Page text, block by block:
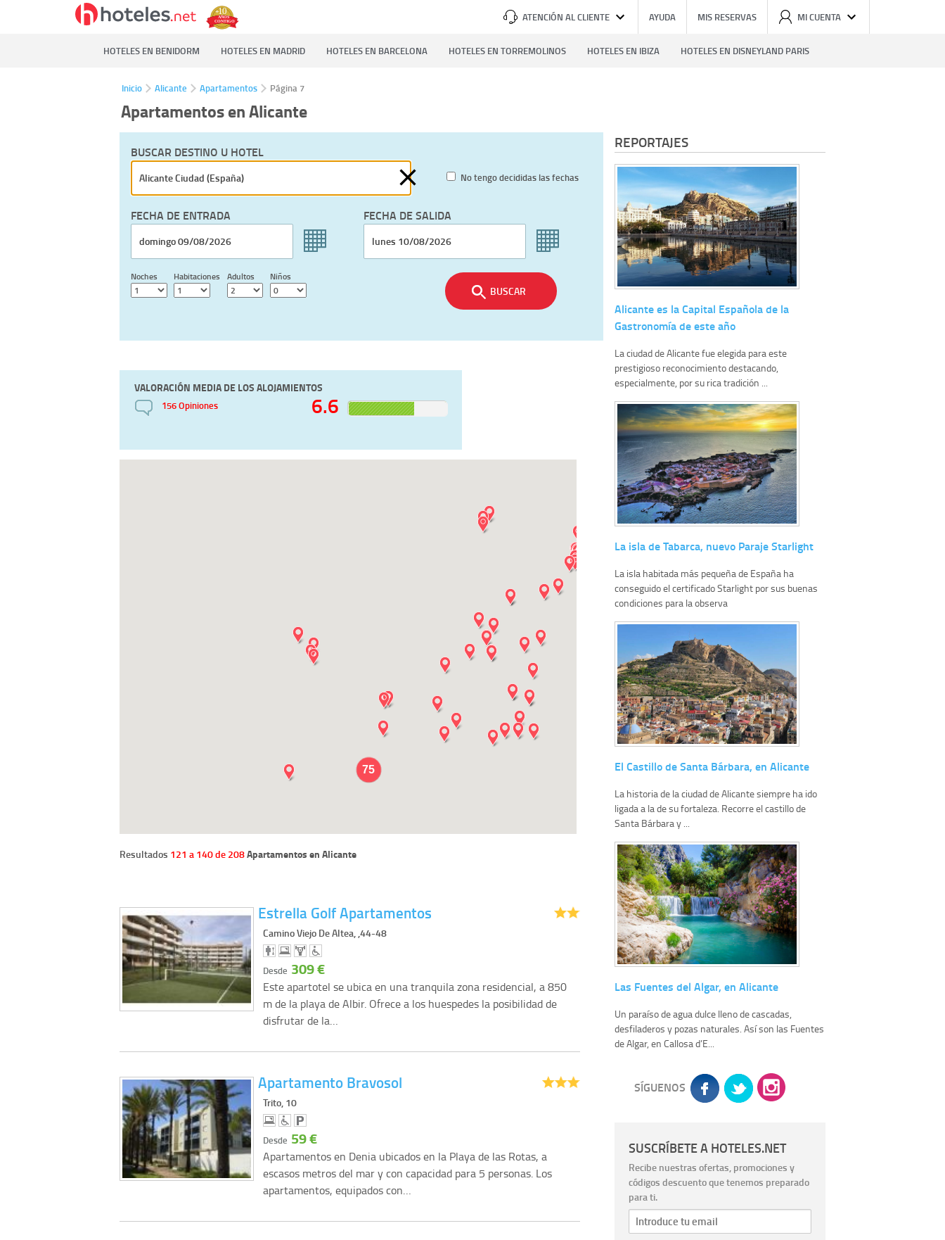
ATENCIÓN AL CLIENTE AYUDA MIS RESERVAS MI CUENTA
HOTELES EN BENIDORM HOTELES EN MADRID HOTELES EN BARCELONA HOTELES EN TORREMOLINOS HOTELES EN IBIZA HOTELES EN DISNEYLAND PARIS
Inicio Alicante Apartamentos Página 7
Apartamentos en Alicante
BUSCAR DESTINO U HOTEL
No tengo decididas las fechas
FECHA DE ENTRADA FECHA DE SALIDA
Noches Habitaciones Adultos Niños
BUSCAR
VALORACIÓN MEDIA DE LOS ALOJAMIENTOS
156 Opiniones 6.6
75
Resultados 121 a 140 de 208Apartamentos en Alicante
Estrella Golf Apartamentos
Camino Viejo De Altea, ,44-48
Desde 309 €
Este apartotel se ubica en una tranquila zona residencial, a 850
m de la playa de Albir. Ofrece a los huespedes la posibilidad de
disfrutar de la…
Apartamento Bravosol
Trito, 10
Desde 59 €
Apartamentos en Denia ubicados en la Playa de las Rotas, a
escasos metros del mar y con capacidad para 5 personas. Los
apartamentos, equipados con…
REPORTAJES
Alicante es la Capital Española de la
Gastronomía de este año
La ciudad de Alicante fue elegida para este
prestigioso reconocimiento destacando,
especialmente, por su rica tradición ...
La isla de Tabarca, nuevo Paraje Starlight
La isla habitada más pequeña de España ha
conseguido el certificado Starlight por sus buenas
condiciones para la observa
El Castillo de Santa Bárbara, en Alicante
La historia de la ciudad de Alicante siempre ha ido
ligada a la de su fortaleza. Recorre el castillo de
Santa Bárbara y ...
Las Fuentes del Algar, en Alicante
Un paraíso de agua dulce lleno de cascadas,
desfiladeros y pozas naturales. Así son las Fuentes
de Algar, en Callosa d’E...
SÍGUENOS
SUSCRÍBETE A HOTELES.NET
Recibe nuestras ofertas, promociones y
códigos descuento que tenemos preparado
para ti.